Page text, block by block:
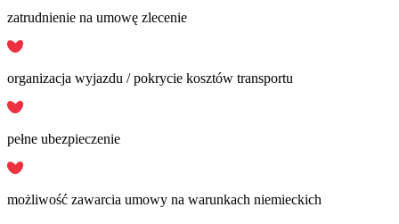
zatrudnienie na umowę zlecenie
organizacja wyjazdu / pokrycie kosztów transportu
pełne ubezpieczenie
możliwość zawarcia umowy na warunkach niemieckich